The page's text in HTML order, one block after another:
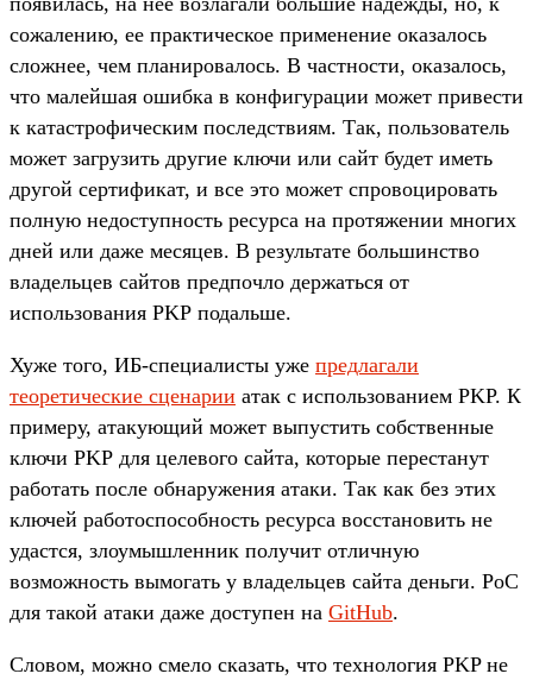
сожалению, ее практическое применение оказалось
сложнее, чем планировалось. В частности, оказалось,
что малейшая ошибка в конфигурации может привести
к катастрофическим последствиям. Так, пользователь
может загрузить другие ключи или сайт будет иметь
другой сертификат, и все это может спровоцировать
полную недоступность ресурса на протяжении многих
дней или даже месяцев. В результате большинство
владельцев сайтов предпочло держаться от
использования PKP подальше.
Хуже того, ИБ-специалисты уже предлагали
теоретические сценарии атак с использованием PKP. К
примеру, атакующий может выпустить собственные
ключи PKP для целевого сайта, которые перестанут
работать после обнаружения атаки. Так как без этих
ключей работоспособность ресурса восстановить не
удастся, злоумышленник получит отличную
возможность вымогать у владельцев сайта деньги. PoC
для такой атаки даже доступен на GitHub.
Словом, можно смело сказать, что технология PKP не